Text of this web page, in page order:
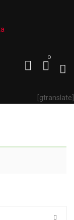
0
[gtranslate]